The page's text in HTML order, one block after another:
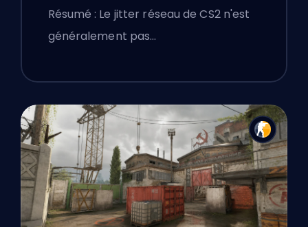
Résumé : Le jitter réseau de CS2 n'est
généralement pas…